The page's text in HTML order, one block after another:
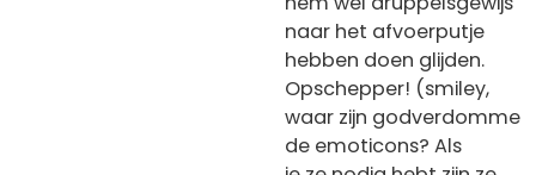
naar het afvoerputje
hebben doen glijden.
Opschepper! (smiley,
waar zijn godverdomme
de emoticons? Als